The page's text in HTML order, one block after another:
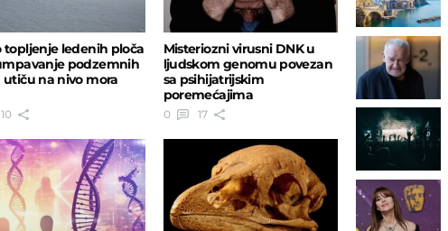
topljenje ledenih ploča
podzemnih
utiču na nivo mora
10
Misteriozni virusni DNK u
ljudskom genomu povezan
sa psihijatrijskim
poremećajima
0 17